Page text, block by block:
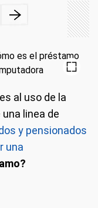
al uso de la
linea de
y pensionados
una